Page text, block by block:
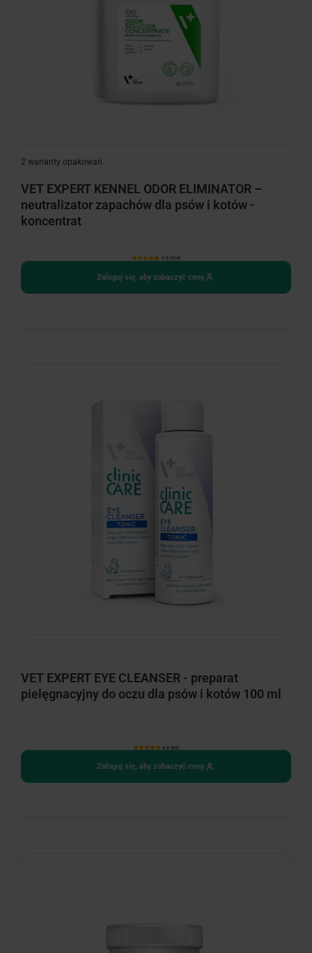
2 warianty opakowań
VET EXPERT KENNEL ODOR ELIMINATOR –
neutralizator zapachów dla psów i kotów -
koncentrat
4.9 (154)
Zaloguj się, aby zobaczyć ceny
VET EXPERT EYE CLEANSER - preparat
pielęgnacyjny do oczu dla psów i kotów 100 ml
4.9 (64)
Zaloguj się, aby zobaczyć ceny